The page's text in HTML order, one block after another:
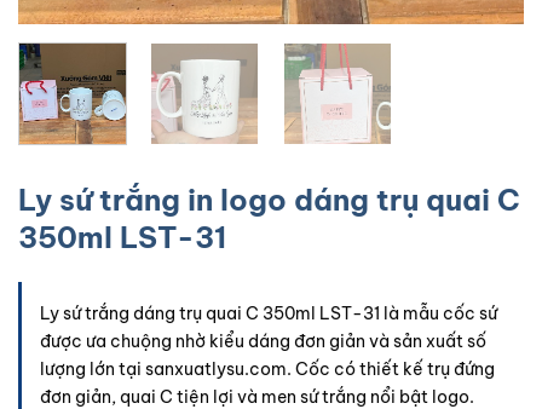
Ly sứ trắng in logo dáng trụ quai C
350ml LST-31
Ly sứ trắng dáng trụ quai C 350ml LST-31 là mẫu cốc sứ
được ưa chuộng nhờ kiểu dáng đơn giản và sản xuất số
lượng lớn tại sanxuatlysu.com. Cốc có thiết kế trụ đứng
đơn giản, quai C tiện lợi và men sứ trắng nổi bật logo.